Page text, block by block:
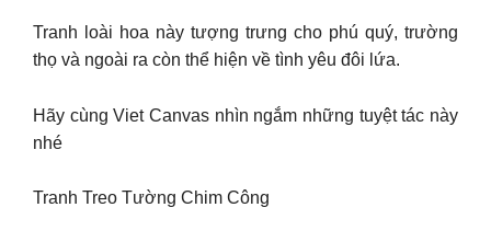
Tranh loài hoa này tượng trưng cho phú quý, trường
thọ và ngoài ra còn thể hiện về tình yêu đôi lứa.
Hãy cùng Viet Canvas nhìn ngắm những tuyệt tác này
nhé
Tranh Treo Tường Chim Công